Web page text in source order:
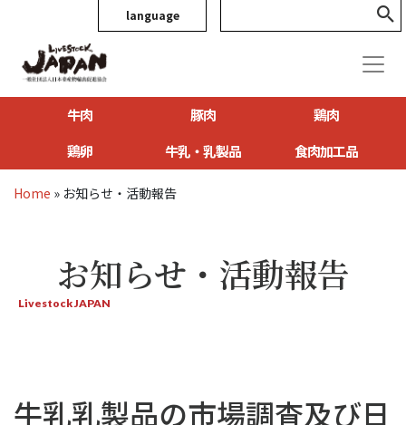
language
牛肉 豚肉
鶏肉
鶏卵
牛乳・乳製品 食肉加工品
Home » お知らせ・活動報告
お知らせ・活動報告
Livestock JAPAN
牛乳乳製品の市場調査及び日